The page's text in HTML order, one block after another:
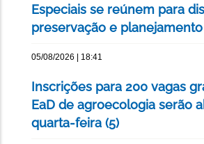
Especiais se reúnem para
preservação e
05/08/2026 | 18:41
Inscrições para 200 vagas
EaD de agroecologia serão
quarta-feira (5)